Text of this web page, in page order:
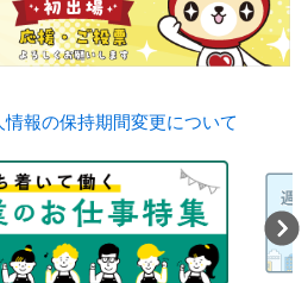
報の保持期間変更について
Next